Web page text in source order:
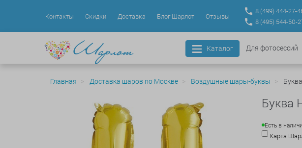
Контакты Скидки Доставка Блог Шарлот Отзывы
8 (499) 444-27-
8 (495) 544-50-
Каталог Для фотосессий
Главная Доставка шаров по Москве Воздушные шары-буквы
Буква
Есть в
Карта